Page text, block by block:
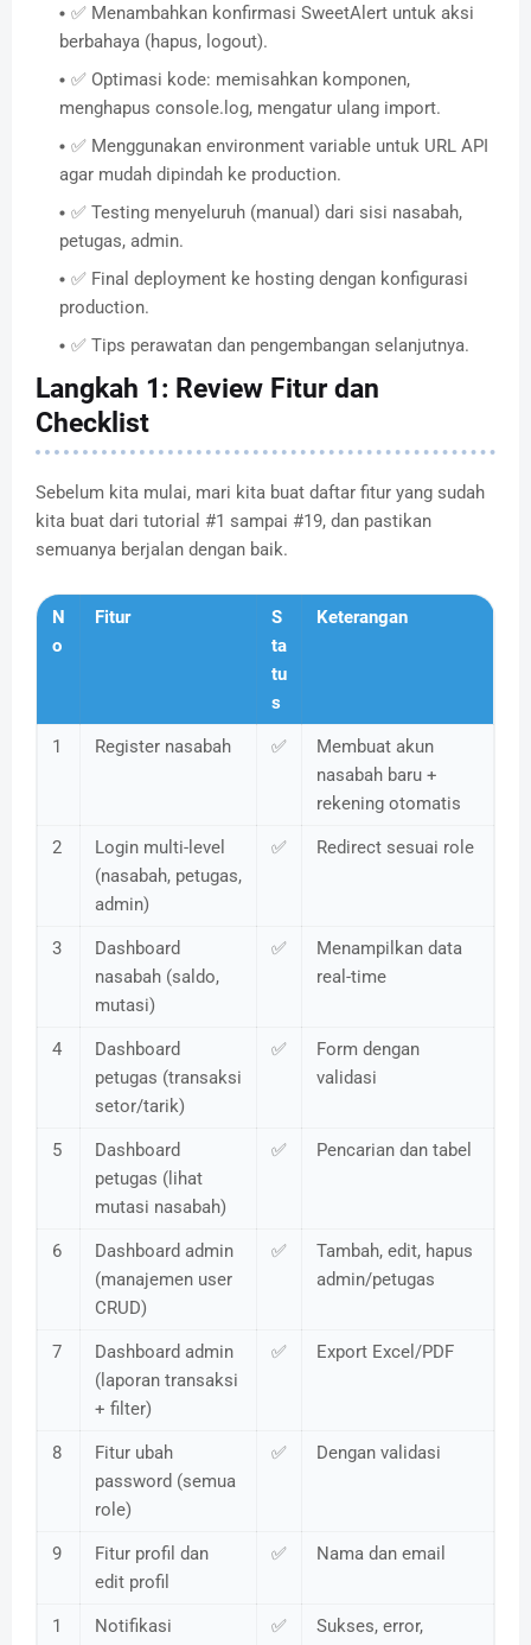
✅ Menambahkan konfirmasi SweetAlert untuk aksi
berbahaya (hapus, logout).
✅ Optimasi kode: memisahkan komponen,
menghapus console.log, mengatur ulang import.
✅ Menggunakan environment variable untuk URL API
agar mudah dipindah ke production.
✅ Testing menyeluruh (manual) dari sisi nasabah,
petugas, admin.
✅ Final deployment ke hosting dengan konfigurasi
production.
✅ Tips perawatan dan pengembangan selanjutnya.
Langkah 1: Review Fitur dan
Checklist
Sebelum kita mulai, mari kita buat daftar fitur yang sudah
kita buat dari tutorial #1 sampai #19, dan pastikan
semuanya berjalan dengan baik.
N
o
Fitur
S
ta
tu
s
Keterangan
1 Register nasabah ✅
Membuat akun
nasabah baru +
rekening otomatis
2
Login multi-level
(nasabah, petugas,
admin)
✅ Redirect sesuai role
3
Dashboard
nasabah (saldo,
mutasi)
✅
Menampilkan data
real-time
4
Dashboard
petugas (transaksi
setor/tarik)
✅
Form dengan
validasi
5
Dashboard
petugas (lihat
mutasi nasabah)
✅ Pencarian dan tabel
6
Dashboard admin
(manajemen user
CRUD)
✅
Tambah, edit, hapus
admin/petugas
7
Dashboard admin
(laporan transaksi
+ filter)
✅ Export Excel/PDF
8
Fitur ubah
password (semua
role)
✅ Dengan validasi
9
Fitur profil dan
edit profil
✅ Nama dan email
1
Notifikasi
✅
Sukses, error,